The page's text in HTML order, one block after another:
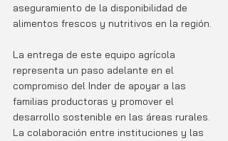
aseguramiento de la disponibilidad de
alimentos frescos y nutritivos en la región.
La entrega de este equipo agrícola
representa un paso adelante en el
compromiso del Inder de apoyar a las
familias productoras y promover el
desarrollo sostenible en las áreas rurales.
La colaboración entre instituciones y las